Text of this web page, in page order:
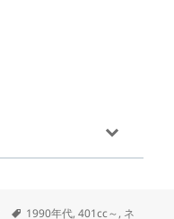
タ
1990年代,401cc～, ネ